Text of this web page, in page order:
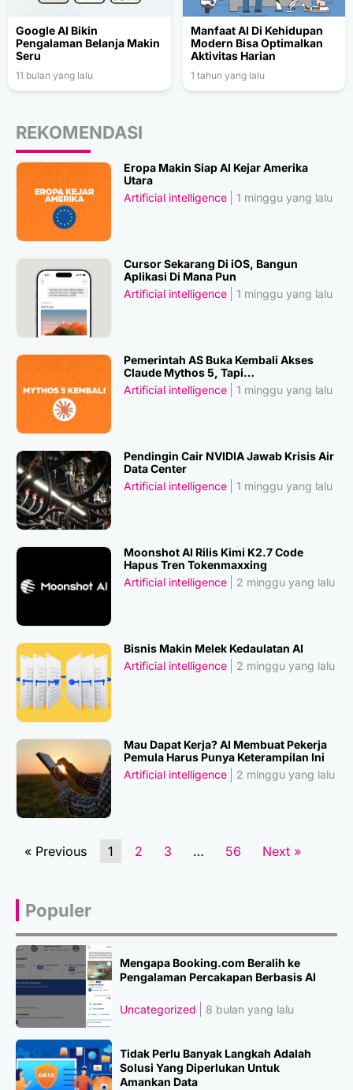
Google AI Bikin
Pengalaman Belanja Makin
Seru
11 bulan yang lalu
Manfaat AI Di Kehidupan
Modern Bisa Optimalkan
Aktivitas Harian
1 tahun yang lalu
REKOMENDASI
Eropa Makin Siap AI Kejar Amerika
Utara
Artificial intelligence
1 minggu yang lalu
Cursor Sekarang Di iOS, Bangun
Aplikasi Di Mana Pun
Artificial intelligence
1 minggu yang lalu
Pemerintah AS Buka Kembali Akses
Claude Mythos 5, Tapi…
Artificial intelligence
1 minggu yang lalu
Pendingin Cair NVIDIA Jawab Krisis Air
Data Center
Artificial intelligence
1 minggu yang lalu
Moonshot AI Rilis Kimi K2.7 Code
Hapus Tren Tokenmaxxing
Artificial intelligence
2 minggu yang lalu
Bisnis Makin Melek Kedaulatan AI
Artificial intelligence
2 minggu yang lalu
Mau Dapat Kerja? AI Membuat Pekerja
Pemula Harus Punya Keterampilan Ini
Artificial intelligence
2 minggu yang lalu
« Previous 1 2 3 … 56 Next »
Populer
Mengapa Booking.com Beralih ke
Pengalaman Percakapan Berbasis AI
Uncategorized 8 bulan yang lalu
Tidak Perlu Banyak Langkah Adalah
Solusi Yang Diperlukan Untuk
Amankan Data